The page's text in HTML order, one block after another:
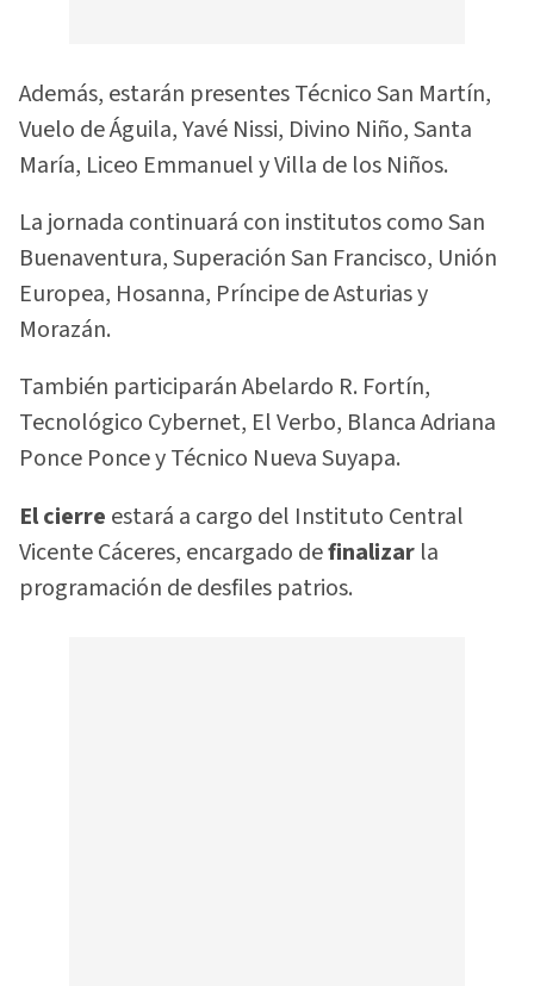
Además, estarán presentes Técnico San Martín,
Vuelo de Águila, Yavé Nissi, Divino Niño, Santa
María, Liceo Emmanuel y Villa de los Niños.
La jornada continuará con institutos como San
Buenaventura, Superación San Francisco, Unión
Europea, Hosanna, Príncipe de Asturias y
Morazán.
También participarán Abelardo R. Fortín,
Tecnológico Cybernet, El Verbo, Blanca Adriana
Ponce Ponce y Técnico Nueva Suyapa.
El cierre estará a cargo del Instituto Central
Vicente Cáceres, encargado definalizar la
programación de desfiles patrios.